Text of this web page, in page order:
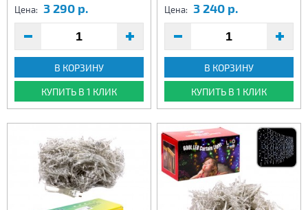
Цена: 3 290 р.
В КОРЗИНУ
КУПИТЬ В 1 КЛИК
Цена: 3 240 р.
В КОРЗИНУ
КУПИТЬ В 1 КЛИК